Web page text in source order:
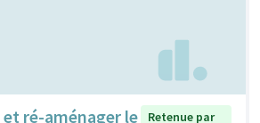
ré-aménager le Retenue par